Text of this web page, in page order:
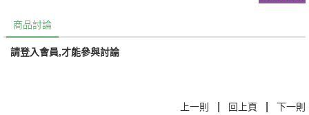
商品討論
請登入會員,才能參與討論
上一則 回上頁 下一則